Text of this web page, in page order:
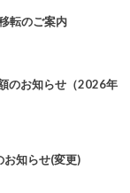
転のご案内
のお知らせ（2026年
知らせ(変更)